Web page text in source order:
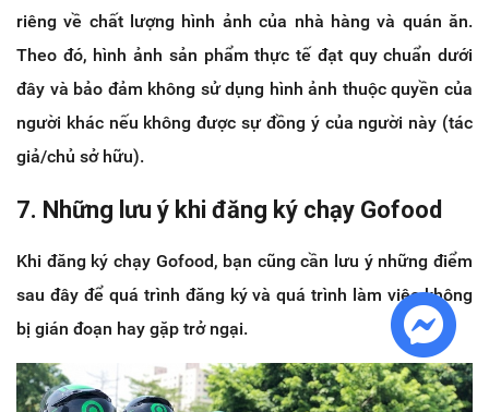
riêng về chất lượng hình ảnh của nhà hàng và quán ăn.
Theo đó, hình ảnh sản phẩm thực tế đạt quy chuẩn dưới
đây và bảo đảm không sử dụng hình ảnh thuộc quyền của
người khác nếu không được sự đồng ý của người này (tác
giả/chủ sở hữu).
7. Những lưu ý khi đăng ký chạy Gofood
Khi đăng ký chạy Gofood, bạn cũng cần lưu ý những điểm
sau đây để quá trình đăng ký và quá trình làm việc không
bị gián đoạn hay gặp trở ngại.